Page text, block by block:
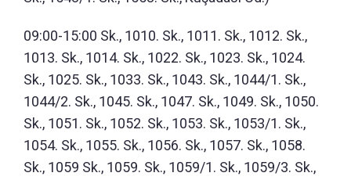
09:00-15:00 Sk., 1010. Sk., 1011. Sk., 1012. Sk.,
1013. Sk., 1014. Sk., 1022. Sk., 1023. Sk., 1024.
Sk., 1025. Sk., 1033. Sk., 1043. Sk., 1044/1. Sk.,
1044/2. Sk., 1045. Sk., 1047. Sk., 1049. Sk., 1050.
Sk., 1051. Sk., 1052. Sk., 1053. Sk., 1053/1. Sk.,
1054. Sk., 1055. Sk., 1056. Sk., 1057. Sk., 1058.
Sk., 1059 Sk., 1059. Sk., 1059/1. Sk., 1059/3. Sk.,